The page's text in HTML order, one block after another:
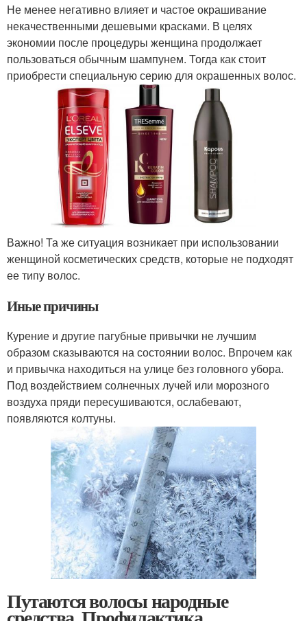
Не менее негативно влияет и частое окрашивание
некачественными дешевыми красками. В целях
экономии после процедуры женщина продолжает
пользоваться обычным шампунем. Тогда как стоит
приобрести специальную серию для окрашенных волос.
Важно! Та же ситуация возникает при использовании
женщиной косметических средств, которые не подходят
ее типу волос.
Иные причины
Курение и другие пагубные привычки не лучшим
образом сказываются на состоянии волос. Впрочем как
и привычка находиться на улице без головного убора.
Под воздействием солнечных лучей или морозного
воздуха пряди пересушиваются, ослабевают,
появляются колтуны.
Путаются волосы народные